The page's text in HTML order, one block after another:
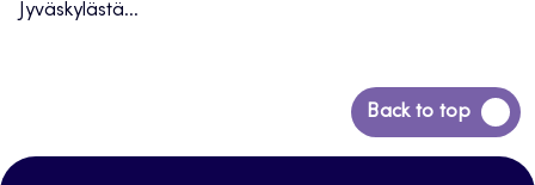
Jyväskylästä...
Back to top
Back
to